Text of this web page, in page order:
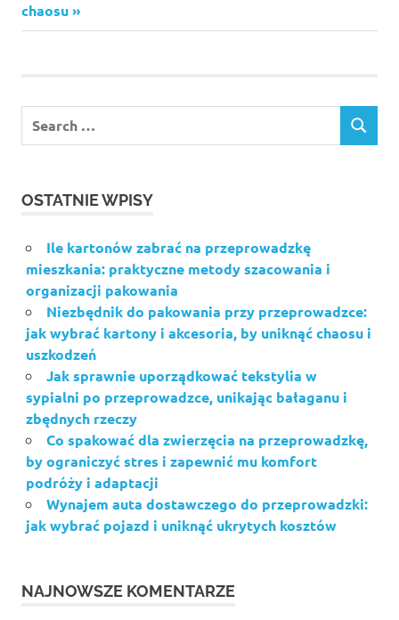
chaosu
for:
SEARCH
OSTATNIE WPISY
Ile kartonów zabrać na przeprowadzkę
mieszkania: praktyczne metody szacowania i
organizacji pakowania
Niezbędnik do pakowania przy przeprowadzce:
jak wybrać kartony i akcesoria, by uniknąć chaosu i
uszkodzeń
Jak sprawnie uporządkować tekstylia w
sypialni po przeprowadzce, unikając bałaganu i
zbędnych rzeczy
Co spakować dla zwierzęcia na przeprowadzkę,
by ograniczyć stres i zapewnić mu komfort
podróży i adaptacji
Wynajem auta dostawczego do przeprowadzki:
jak wybrać pojazd i uniknąć ukrytych kosztów
NAJNOWSZE KOMENTARZE